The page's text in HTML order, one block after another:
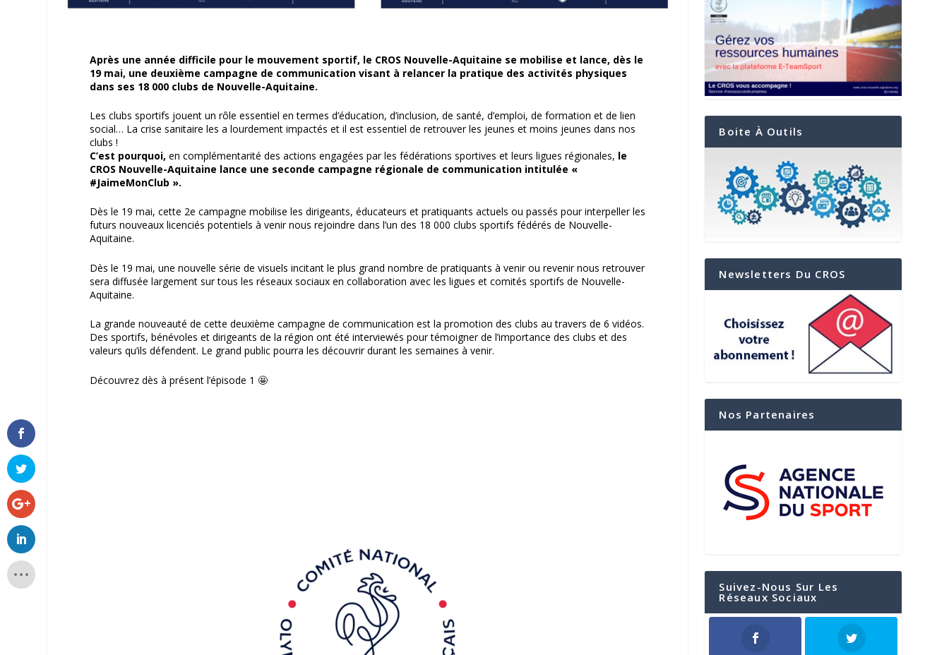
Après une année difficile pour le mouvement sportif, le CROS Nouvelle-Aquitaine se mobilise et lance, dès le
19 mai, une deuxième campagne de communication visant à relancer la pratique des activités physiques
dans ses 18 000 clubs de Nouvelle-Aquitaine.
Les clubs sportifs jouent un rôle essentiel en termes d’éducation, d’inclusion, de santé, d’emploi, de formation et de lien
social… La crise sanitaire les a lourdement impactés et il est essentiel de retrouver les jeunes et moins jeunes dans nos
clubs !
C’est pourquoi, en complémentarité des actions engagées par les fédérations sportives et leurs ligues régionales, le
CROS Nouvelle-Aquitaine lance une seconde campagne régionale de communication intitulée «
#JaimeMonClub ».
Dès le 19 mai, cette 2e campagne mobilise les dirigeants, éducateurs et pratiquants actuels ou passés pour interpeller les
futurs nouveaux licenciés potentiels à venir nous rejoindre dans l’un des 18 000 clubs sportifs fédérés de Nouvelle-
Aquitaine.
Dès le 19 mai, une nouvelle série de visuels incitant le plus grand nombre de pratiquants à venir ou revenir nous retrouver
sera diffusée largement sur tous les réseaux sociaux en collaboration avec les ligues et comités sportifs de Nouvelle-
Aquitaine.
La grande nouveauté de cette deuxième campagne de communication est la promotion des clubs au travers de 6 vidéos.
Des sportifs, bénévoles et dirigeants de la région ont été interviewés pour témoigner de l’importance des clubs et des
valeurs qu’ils défendent. Le grand public pourra les découvrir durant les semaines à venir.
Découvrez dès à présent l’épisode 1 🤩
Boite À Outils
Newsletters Du CROS
Nos Partenaires
Suivez-Nous Sur Les
Réseaux Sociaux